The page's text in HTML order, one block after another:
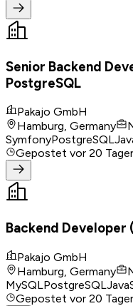
Senior Backend
PostgreSQL
Pakajo GmbH
Hamburg, Germany
SymfonyPostgreSQL
Gepostet vor 20
Backend Developer
Pakajo GmbH
Hamburg, Germany
MySQLPostgreSQL
Gepostet vor 20